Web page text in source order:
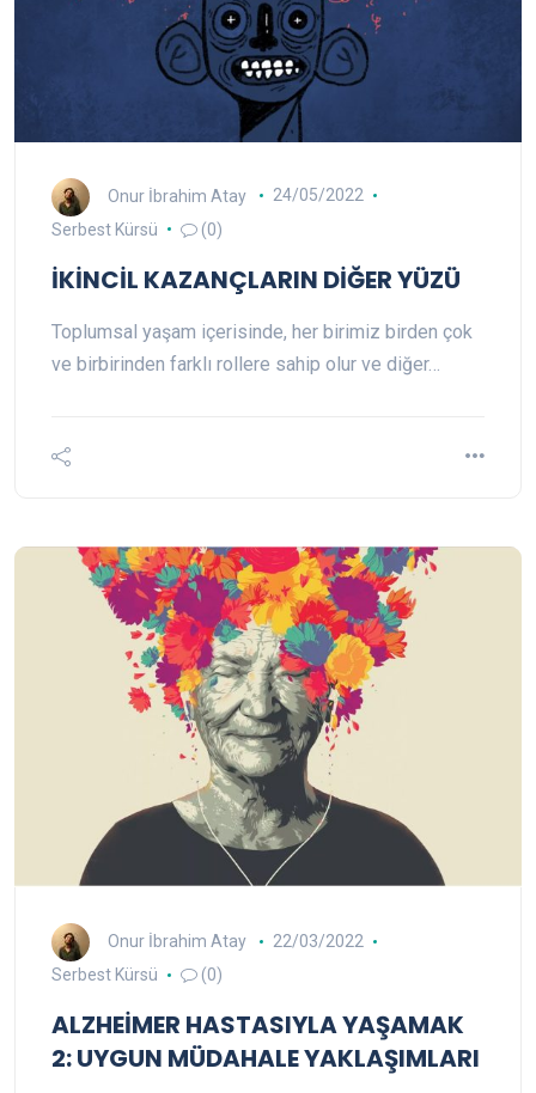
Onur İbrahim Atay
24/05/2022
Serbest Kürsü
(0)
İKİNCİL KAZANÇLARIN DİĞER YÜZÜ
Toplumsal yaşam içerisinde, her birimiz birden çok
ve birbirinden farklı rollere sahip olur ve diğer…
Onur İbrahim Atay
22/03/2022
Serbest Kürsü
(0)
ALZHEİMER HASTASIYLA YAŞAMAK
2: UYGUN MÜDAHALE YAKLAŞIMLARI